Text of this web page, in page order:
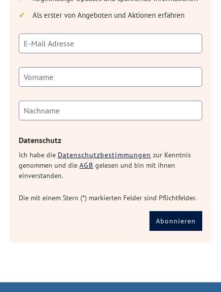
Als erster von Angeboten und Aktionen erfahren
Datenschutz
Ich habe die Datenschutzbestimmungen zur Kenntnis
genommen und die AGB gelesen und bin mit ihnen
einverstanden.
Die mit einem Stern (*) markierten Felder sind Pflichtfelder.
Abonnieren